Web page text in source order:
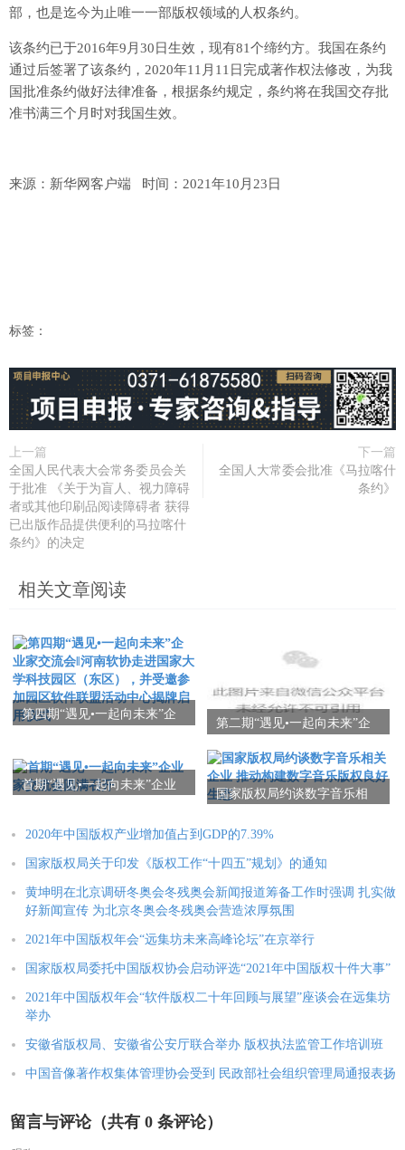
部，也是迄今为止唯一一部版权领域的人权条约。
该条约已于2016年9月30日生效，现有81个缔约方。我国在条约
通过后签署了该条约，2020年11月11日完成著作权法修改，为我
国批准条约做好法律准备，根据条约规定，条约将在我国交存批
准书满三个月时对我国生效。
来源：新华网客户端 时间：2021年10月23日
标签：
上一篇
全国人民代表大会常务委员会关
于批准 《关于为盲人、视力障碍
者或其他印刷品阅读障碍者 获得
已出版作品提供便利的马拉喀什
条约》的决定
下一篇
全国人大常委会批准《马拉喀什
条约》
相关文章阅读
第四期“遇见•一起向未来”企
并受邀参加园区软件联盟活
动中心揭牌启用仪式
第二期“遇见•一起向未来”企
首期“遇见•一起向未来”企业
国家版权局约谈数字音乐相
权良好生态
2020年中国版权产业增加值占到GDP的7.39%
国家版权局关于印发《版权工作“十四五”规划》的通知
黄坤明在北京调研冬奥会冬残奥会新闻报道筹备工作时强调 扎实做
好新闻宣传 为北京冬奥会冬残奥会营造浓厚氛围
2021年中国版权年会“远集坊未来高峰论坛”在京举行
国家版权局委托中国版权协会启动评选“2021年中国版权十件大事”
2021年中国版权年会“软件版权二十年回顾与展望”座谈会在远集坊
举办
安徽省版权局、安徽省公安厅联合举办 版权执法监管工作培训班
中国音像著作权集体管理协会受到 民政部社会组织管理局通报表扬
留言与评论（共有 0 条评论）